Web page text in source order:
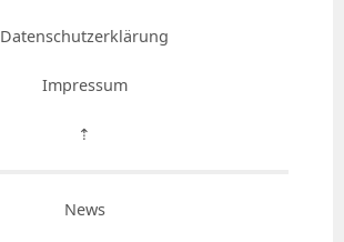
Datenschutzerklärung
Impressum
⇡
News